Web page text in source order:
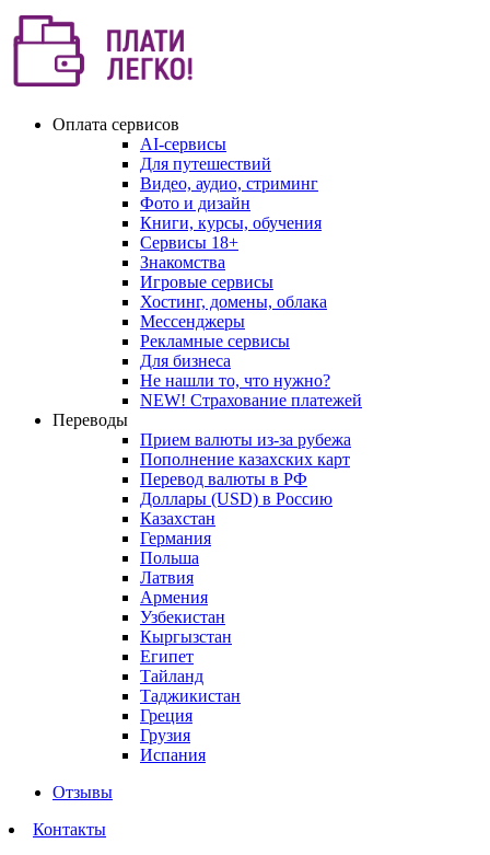
Оплата сервисов
AI-сервисы
Для путешествий
Видео, аудио, стриминг
Фото и дизайн
Книги, курсы, обучения
Сервисы 18+
Знакомства
Игровые сервисы
Хостинг, домены, облака
Мессенджеры
Рекламные сервисы
Для бизнеса
Не нашли то, что нужно?
NEW! Страхование платежей
Переводы
Прием валюты из-за рубежа
Пополнение казахских карт
Перевод валюты в РФ
Доллары (USD) в Россию
Казахстан
Германия
Польша
Латвия
Армения
Узбекистан
Кыргызстан
Египет
Тайланд
Таджикистан
Греция
Грузия
Испания
Отзывы
Контакты